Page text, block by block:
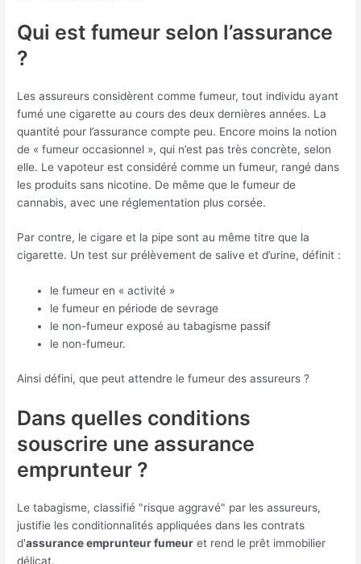
Qui est fumeur selon l’assurance
?
Les assureurs considèrent comme fumeur, tout individu ayant
fumé une cigarette au cours des deux dernières années. La
quantité pour l’assurance compte peu. Encore moins la notion
de « fumeur occasionnel », qui n’est pas très concrète, selon
elle. Le vapoteur est considéré comme un fumeur, rangé dans
les produits sans nicotine. De même que le fumeur de
cannabis, avec une réglementation plus corsée.
Par contre, le cigare et la pipe sont au même titre que la
cigarette. Un test sur prélèvement de salive et d’urine, définit :
le fumeur en « activité »
le fumeur en période de sevrage
le non-fumeur exposé au tabagisme passif
le non-fumeur.
Ainsi défini, que peut attendre le fumeur des assureurs ?
Dans quelles conditions
souscrire une assurance
emprunteur ?
Le tabagisme, classifié "risque aggravé" par les assureurs,
justifie les conditionnalités appliquées dans les contrats
d'assurance emprunteur fumeur et rend le prêt immobilier
délicat.